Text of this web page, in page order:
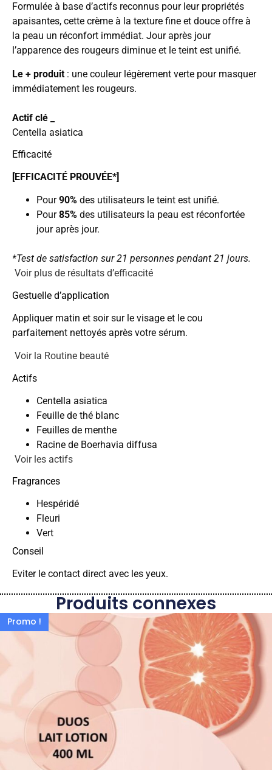
Formulée à base d’actifs reconnus pour leur propriétés
apaisantes, cette crème à la texture fine et douce offre à
la peau un réconfort immédiat. Jour après jour
l’apparence des rougeurs diminue et le teint est unifié.
Le + produit : une couleur légèrement verte pour masquer
immédiatement les rougeurs.
Actif clé _
Centella asiatica
Efficacité
[EFFICACITÉ PROUVÉE*]
Pour90% des utilisateurs le teint est unifié.
Pour85% des utilisateurs la peau est réconfortée
jour après jour.
*Test de satisfaction sur 21 personnes pendant 21 jours.
Voir plus de résultats d’efficacité
Gestuelle d’application
Appliquer matin et soir sur le visage et le cou
parfaitement nettoyés après votre sérum.
Voir la Routine beauté
Actifs
Centella asiatica
Feuille de thé blanc
Feuilles de menthe
Racine de Boerhavia diffusa
Voir les actifs
Fragrances
Hespéridé
Fleuri
Vert
Conseil
Eviter le contact direct avec les yeux.
Produits connexes
Promo !